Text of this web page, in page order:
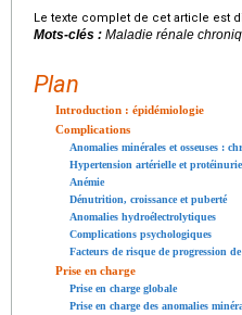
Le texte complet de cet article est
Mots-clés : Maladie rénale
Plan
Introduction : épidémiologie
Complications
Anomalies minérales et osseuses :
Hypertension artérielle et protéinurie
Anémie
Dénutrition, croissance et puberté
Anomalies hydroélectrolytiques
Complications psychologiques
Facteurs de risque de progression
Prise en charge
Prise en charge globale
Prise en charge des anomalies